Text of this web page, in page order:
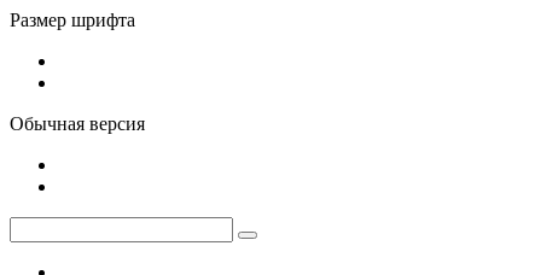
Размер шрифта
Обычная версия